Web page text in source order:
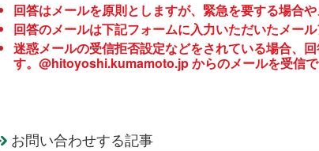
回答はメールを原則としますが、緊急を要する場合
回答のメールは下記フォームに入力いただいたメー
迷惑メールの受信拒否設定などをされている場合、
す。@hitoyoshi.kumamoto.jp からのメールを受信で
お問い合わせする記事